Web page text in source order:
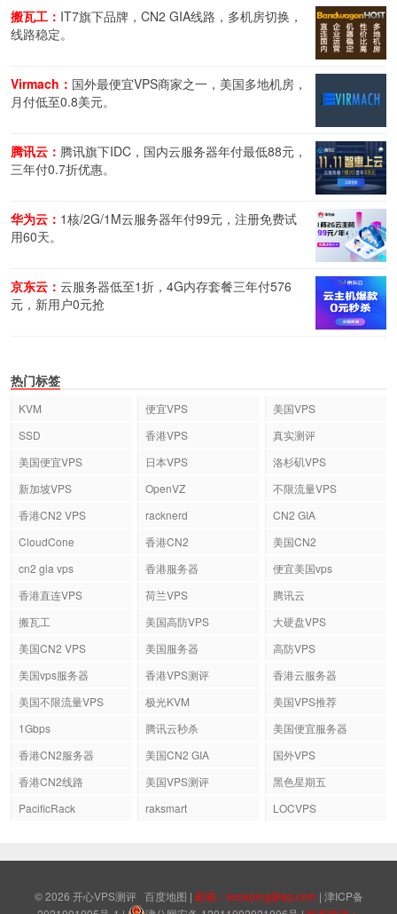
搬瓦工： IT7旗下品牌，CN2 GIA线路，多机房切换，
线路稳定。
Virmach： 国外最便宜VPS商家之一，美国多地机房，
月付低至0.8美元。
腾讯云： 腾讯旗下IDC，国内云服务器年付最低88元，
三年付0.7折优惠。
华为云： 1核/2G/1M云服务器年付99元，注册免费试
用60天。
京东云： 云服务器低至1折，4G内存套餐三年付576
元，新用户0元抢
热门标签
KVM 便宜VPS
美国VPS
SSD
香港VPS
真实测评
美国便宜VPS
日本VPS
洛杉矶VPS
新加坡VPS
OpenVZ
不限流量VPS
香港CN2 VPS
racknerd
CN2 GIA
CloudCone
香港CN2
美国CN2
cn2 gia vps
香港服务器
便宜美国vps
香港直连VPS
荷兰VPS
腾讯云
搬瓦工
美国高防VPS
大硬盘VPS
美国CN2 VPS
美国服务器
高防VPS
美国vps服务器
香港VPS测评
香港云服务器
美国不限流量VPS
极光KVM
美国VPS推荐
1Gbps
腾讯云秒杀
美国便宜服务器
香港CN2服务器
美国CN2 GIA
国外VPS
香港CN2线路
美国VPS测评
黑色星期五
PacificRack
raksmart LOCVPS
© 2026 开心VPS测评 百度地图 | 邮箱：kxceping@qq.com | 津ICP备